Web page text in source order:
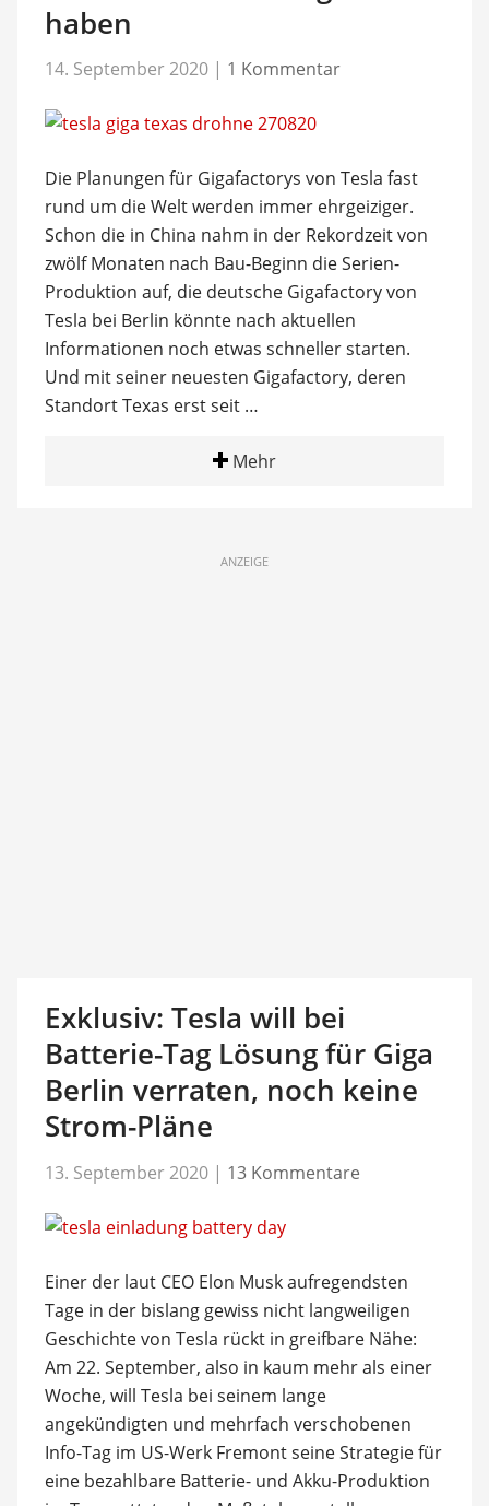
haben
14. September 2020 | 1 Kommentar
Die Planungen für Gigafactorys von Tesla fast
rund um die Welt werden immer ehrgeiziger.
Schon die in China nahm in der Rekordzeit von
zwölf Monaten nach Bau-Beginn die Serien-
Produktion auf, die deutsche Gigafactory von
Tesla bei Berlin könnte nach aktuellen
Informationen noch etwas schneller starten.
Und mit seiner neuesten Gigafactory, deren
Standort Texas erst seit …
Mehr
ANZEIGE
Exklusiv: Tesla will bei
Batterie-Tag Lösung für Giga
Berlin verraten, noch keine
Strom-Pläne
13. September 2020 | 13 Kommentare
Einer der laut CEO Elon Musk aufregendsten
Tage in der bislang gewiss nicht langweiligen
Geschichte von Tesla rückt in greifbare Nähe:
Am 22. September, also in kaum mehr als einer
Woche, will Tesla bei seinem lange
angekündigten und mehrfach verschobenen
Info-Tag im US-Werk Fremont seine Strategie für
eine bezahlbare Batterie- und Akku-Produktion